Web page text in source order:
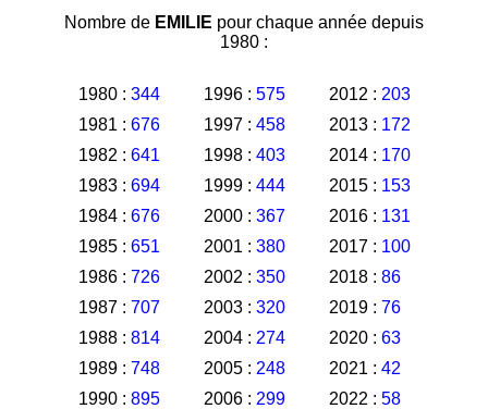
Nombre de EMILIE pour chaque année depuis
1980 :
1980 : 344
1981 : 676
1982 : 641
1983 : 694
1984 : 676
1985 : 651
1986 : 726
1987 : 707
1988 : 814
1989 : 748
1990 : 895
1996 : 575
1997 : 458
1998 : 403
1999 : 444
2000 : 367
2001 : 380
2002 : 350
2003 : 320
2004 : 274
2005 : 248
2006 : 299
2012 : 203
2013 : 172
2014 : 170
2015 : 153
2016 : 131
2017 : 100
2018 : 86
2019 : 76
2020 : 63
2021 : 42
2022 : 58